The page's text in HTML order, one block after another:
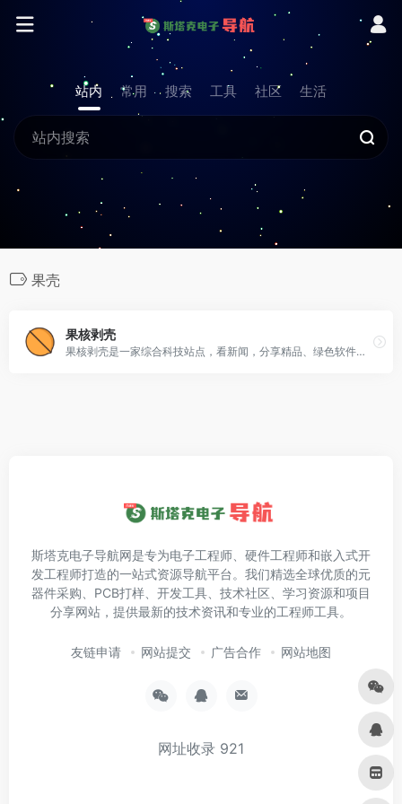
站内 常用 搜索 工具 社区 生活
果壳
果核剥壳
果核剥壳是一家综合科技站点，看新闻，分享精品、绿色软件，Windows系统。守住互联网最后的一片净土。
斯塔克电子导航网是专为电子工程师、硬件工程师和嵌入式开
发工程师打造的一站式资源导航平台。我们精选全球优质的元
器件采购、PCB打样、开发工具、技术社区、学习资源和项目
分享网站，提供最新的技术资讯和专业的工程师工具。
友链申请 网站提交 广告合作 网站地图
网址收录 921